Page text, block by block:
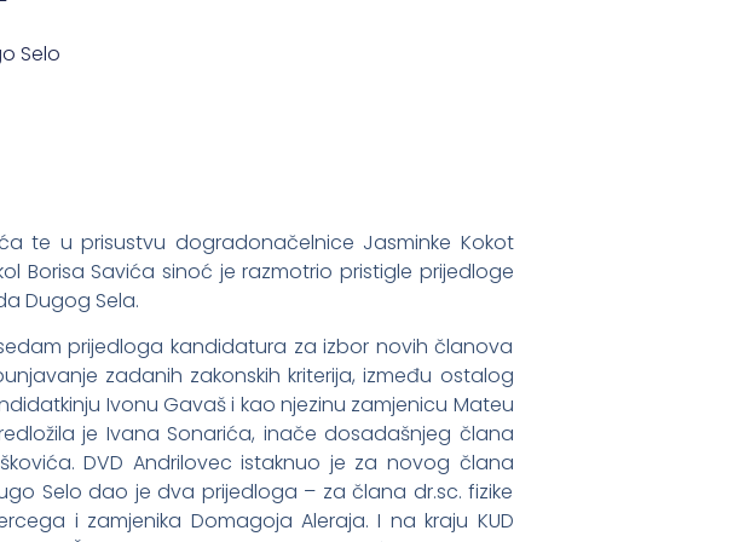
Selo
te u prisustvu dogradonačelnice Jasminke Kokot
Borisa Savića sinoć je razmotrio pristigle prijedloge
Dugog Sela.
prijedloga kandidatura za izbor novih članova
zadanih zakonskih kriterija, između ostalog
Ivonu Gavaš i kao njezinu zamjenicu Mateu
je Ivana Sonarića, inače dosadašnjeg člana
DVD Andrilovec istaknuo je za novog člana
Selo dao je dva prijedloga – za člana dr.sc. fizike
i zamjenika Domagoja Aleraja. I na kraju KUD